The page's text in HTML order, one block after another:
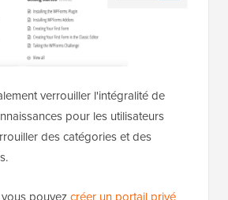
verrouiller l'intégralité de
pour les utilisateurs
des catégories et des